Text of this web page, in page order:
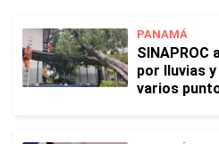
PANAMÁ
SINAPROC
por lluvias
varios